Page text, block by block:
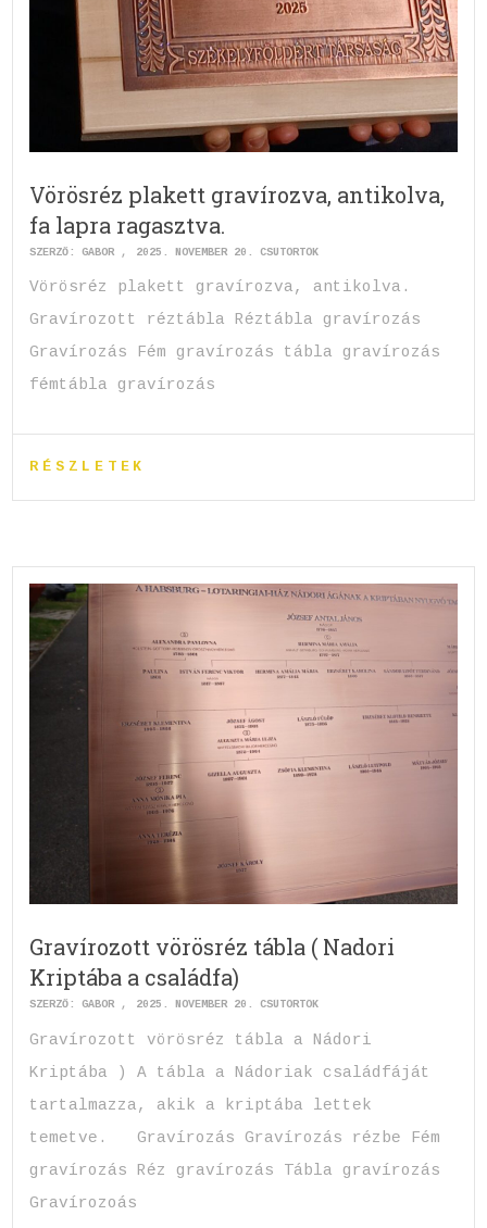
Vörösréz plakett gravírozva, antikolva,
fa lapra ragasztva.
SZERZŐ:GABOR 2025. NOVEMBER 20. CSÜTÖRTÖK
Vörösréz plakett gravírozva, antikolva.
Gravírozott réztábla Réztábla gravírozás
Gravírozás Fém gravírozás tábla gravírozás
fémtábla gravírozás
RÉSZLETEK
Gravírozott vörösréz tábla ( Nadori
Kriptába a családfa)
SZERZŐ:GABOR 2025. NOVEMBER 20. CSÜTÖRTÖK
Gravírozott vörösréz tábla a Nádori
Kriptába ) A tábla a Nádoriak családfáját
tartalmazza, akik a kriptába lettek
temetve. Gravírozás Gravírozás rézbe Fém
gravírozás Réz gravírozás Tábla gravírozás
Gravírozoás